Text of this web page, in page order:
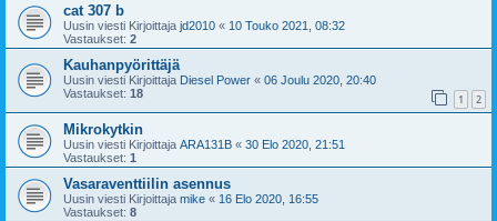
cat 307 b
Uusin viesti Kirjoittaja jd2010 « 10 Touko 2021, 08:32
Vastaukset: 2
Kauhanpyörittäjä
Uusin viesti Kirjoittaja Diesel Power « 06 Joulu 2020, 20:40
Vastaukset: 18 1 2
Mikrokytkin
Uusin viesti Kirjoittaja ARA131B « 30 Elo 2020, 21:51
Vastaukset: 1
Vasaraventtiilin asennus
Uusin viesti Kirjoittaja mike « 16 Elo 2020, 16:55
Vastaukset: 8